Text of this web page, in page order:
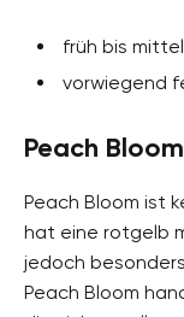
früh bis
vorwiegend
Peach Bloom
Peach Bloom ist
hat eine rotgelb
jedoch
Peach Bloom